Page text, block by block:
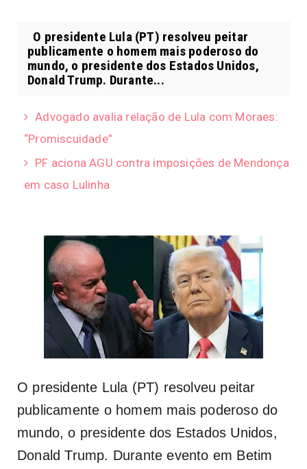
O presidente Lula (PT) resolveu peitar
publicamente o homem mais poderoso do
mundo, o presidente dos Estados Unidos,
Donald Trump. Durante...
Advogado avalia relação de Lula com Moraes:
“Promiscuidade”
PF aciona AGU contra imposições de Mendonça
em caso Lulinha
O presidente Lula (PT) resolveu peitar
publicamente o homem mais poderoso do
mundo, o presidente dos Estados Unidos,
Donald Trump. Durante evento em Betim